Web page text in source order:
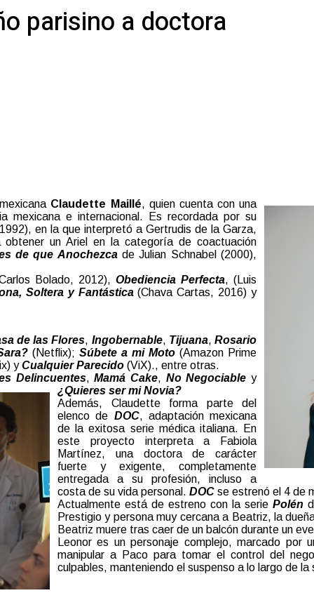
parisino a doctora
Claudette Maillé, quien cuenta con una
mexicana e internacional. Es recordada por su
en la que interpretó a Gertrudis de la Garza,
un Ariel en la categoría de coactuación
de que Anochezcade Julian Schnabel (2000),
Bolado, 2012),Obediencia Perfecta, (Luis
Soltera y Fantástica(Chava Cartas, 2016) y
de las Flores, Ingobernable, Tijuana,Rosario
(Netflix); Súbete a mi Moto(Amazon Prime
yCualquier Parecido (ViX)., entre otras.
Delincuentes,Mamá Cake, No Negociable y
¿Quieres ser mi Novia?
Además, Claudette forma parte del
elenco de DOC, adaptación mexicana
de la exitosa serie médica italiana. En
este proyecto interpreta a Fabiola
Martínez, una doctora de carácter
fuerte y exigente, completamente
entregada a su profesión, incluso a
costa de su vida personal. DOC se estrenó el 4 de
Actualmente está de estreno con la serie Polén
Prestigio y persona muy cercana a Beatriz, la
Beatriz muere tras caer de un balcón durante un
Leonor es un personaje complejo, marcado
manipular a Paco para tomar el control del
culpables, manteniendo el suspenso a lo largo de la